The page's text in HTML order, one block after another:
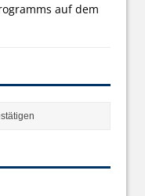
auf dem